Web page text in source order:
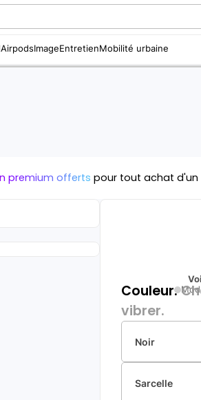
AirpodsImageEntretienMobilité urbaine
premium offerts pour tout achat d'un
Couleur.
vibrer.
Noir
Sarcelle